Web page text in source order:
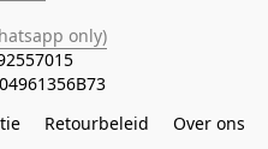
only)
Retourbeleid Over ons